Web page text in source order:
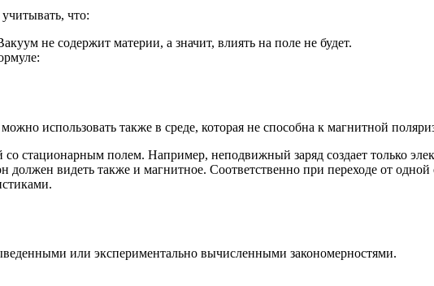
что:
не содержит материи, а значит, влиять на поле не будет.
использовать также в среде, которая не способна к магнитной
стационарным полем. Например, неподвижный заряд создает только
должен видеть также и магнитное. Соответственно при переходе от одной
или экспериментально вычисленными закономерностями.